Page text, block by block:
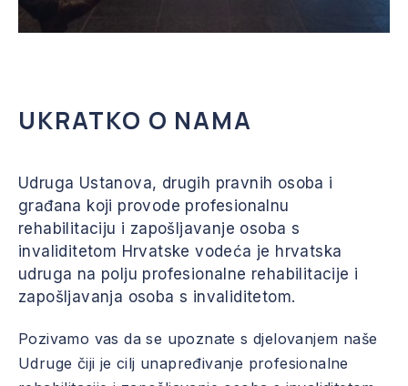
UKRATKO O NAMA
Udruga Ustanova, drugih pravnih osoba i
građana koji provode profesionalnu
rehabilitaciju i zapošljavanje osoba s
invaliditetom Hrvatske vodeća je hrvatska
udruga na polju profesionalne rehabilitacije i
zapošljavanja osoba s invaliditetom.
Pozivamo vas da se upoznate s djelovanjem naše
Udruge čiji je cilj unapređivanje profesionalne